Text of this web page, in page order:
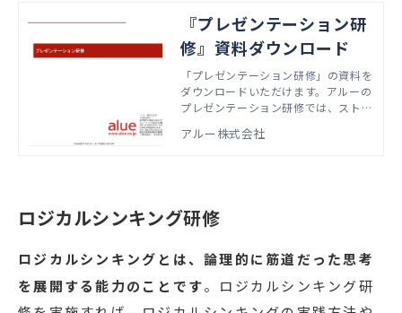
『プレゼンテーション研
修』資料ダウンロード
「プレゼンテーション研修」の資料を
ダウンロードいただけます。アルーの
プレゼンテーション研修では、ストー
イド作成、インタラクティブなプレゼ
アルー株式会社
ロジカルシンキング研修
ロジカルシンキングとは、論理的に筋道だった思考
を展開する能力のことです。ロジカルシンキング研